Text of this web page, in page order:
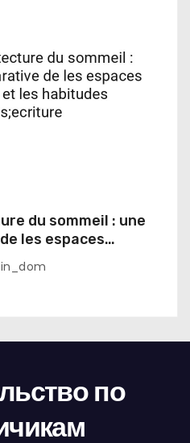
du sommeil : une
les espaces
d'ecriture
по